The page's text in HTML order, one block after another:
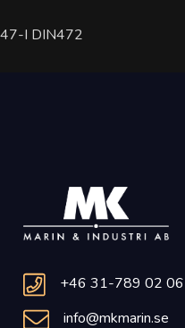
47-I DIN472
+46 31-789 02 06
info@mkmarin.se